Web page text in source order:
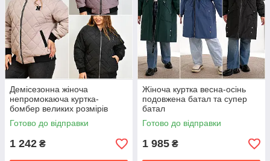
Демісезонна жіноча
непромокаюча куртка-
бомбер великих розмірів
Готово до відправки
1 242 ₴
Жіноча куртка весна-осінь
подовжена батал та супер
батал
Готово до відправки
1 985 ₴